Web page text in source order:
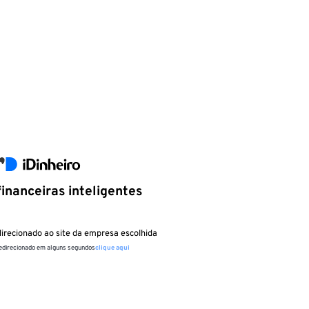
inteligentes
ao site da empresa escolhida
em alguns segundosclique aqui